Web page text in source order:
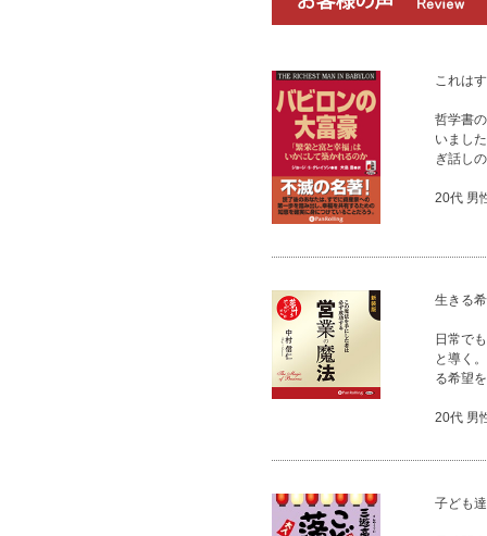
これは
哲学書
いまし
ぎ話し
20代 男
生きる
日常で
と導く
る希望
20代 男
子ども